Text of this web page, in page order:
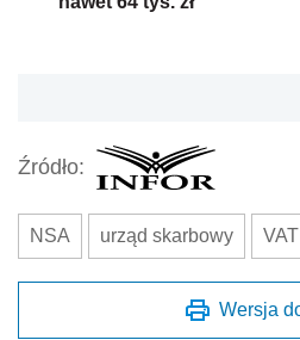
Źródło:
NSA urząd skarbowy VAT
Wersja